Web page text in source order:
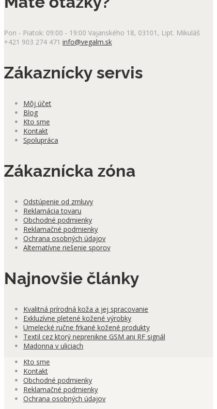
variantov.
môžete
vybrať
produktu.
Pon - Piatok: 09:00 - 19:00 Vajanského 18, 03101, Lipt. Mikuláš
+421 903 274 471 info@vegalm.sk
Zákaznícky servis
Môj účet
Blog
Kto sme
Kontakt
Spolupráca
Zákaznícka zóna
Odstúpenie od zmluvy
Reklamácia tovaru
Obchodné podmienky
Reklamačné podmienky
Ochrana osobných údajov
Alternatívne riešenie sporov
Najnovšie články
Kvalitná prírodná koža a jej spracovanie
Exkluzívne pletené kožené výrobky
Umelecké ručne frkané kožené produkty
Textil cez ktorý neprenikne GSM ani RF signál
Madonna v uliciach
Kto sme
Kontakt
Obchodné podmienky
Reklamačné podmienky
Ochrana osobných údajov